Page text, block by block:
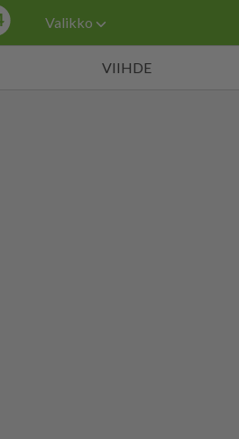
Valikko
VIIHDE